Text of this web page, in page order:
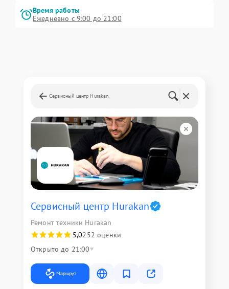
Время работы
Ежедневно с 9:00 до 21:00
Сервисный центр Hurakan
Сервисный центр Hurakan
Ремонт техники Hurakan
5,0252 оценки
Открыто до 21:00
Маршрут